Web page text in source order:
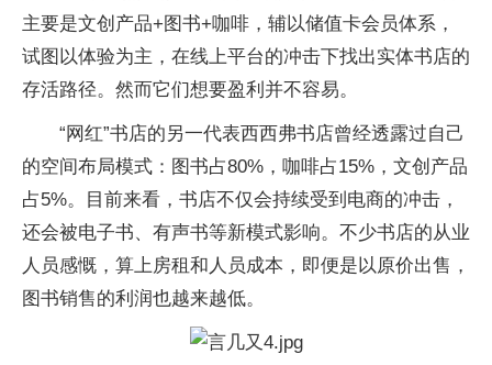
主要是文创产品+图书+咖啡，辅以储值卡会员体系，
试图以体验为主，在线上平台的冲击下找出实体书店的
存活路径。然而它们想要盈利并不容易。
“网红”书店的另一代表西西弗书店曾经透露过自己
的空间布局模式：图书占80%，咖啡占15%，文创产品
占5%。目前来看，书店不仅会持续受到电商的冲击，
还会被电子书、有声书等新模式影响。不少书店的从业
人员感慨，算上房租和人员成本，即便是以原价出售，
图书销售的利润也越来越低。